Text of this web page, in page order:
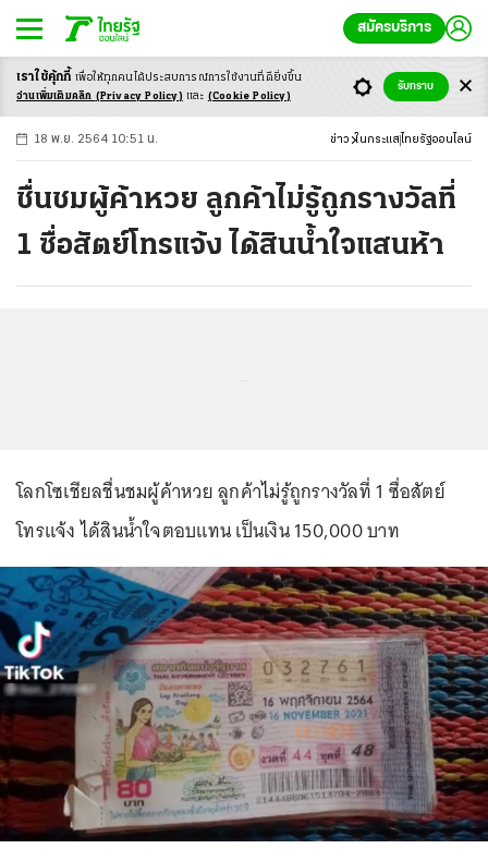
สมัครบริการ
-ก ก ก+
18 พ.ย. 2564 10:51 น. ข่าว ในกระแส ไทยรัฐออนไลน์
ชื่นชมผู้ค้าหวย ลูกค้าไม่รู้ถูกรางวัลที่
1 ซื่อสัตย์โทรแจ้ง ได้สินน้ำใจแสนห้า
โลกโซเชียลชื่นชมผู้ค้าหวย ลูกค้าไม่รู้ถูกรางวัลที่ 1 ซื่อสัตย์
โทรแจ้ง ได้สินน้ำใจตอบแทน เป็นเงิน 150,000 บาท
เราใช้คุ้กกี้ เพื่อให้ทุกคนได้ประสบการณ์การใช้งานที่ดียิ่งขึ้น
อ่านเพิ่มเติมคลิก (Privacy Policy) และ (Cookie Policy)
รับทราบ